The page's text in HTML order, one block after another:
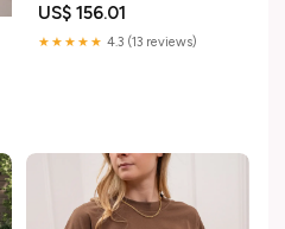
US$ 156.01
★★★★★ 4.3 (13 reviews)